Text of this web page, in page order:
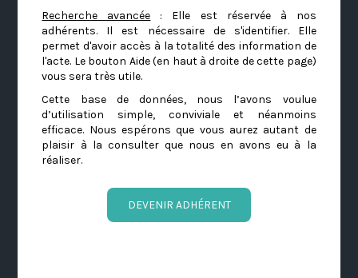
Recherche avancée : Elle est réservée à nos
adhérents. Il est nécessaire de s'identifier. Elle
permet d'avoir accès à la totalité des information de
l'acte. Le bouton Aide (en haut à droite de cette page)
vous sera très utile.
Cette base de données, nous l’avons voulue
d’utilisation simple, conviviale et néanmoins
efficace. Nous espérons que vous aurez autant de
plaisir à la consulter que nous en avons eu à la
réaliser.
DEVENIR ADHÉRENT